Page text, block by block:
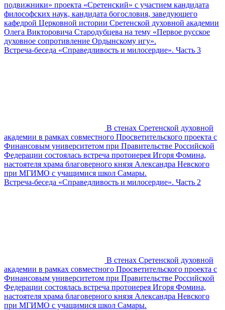
подвижники» проекта «Сретенский» с участием кандидата
философских наук, кандидата богословия, заведующего
кафедрой Церковной истории Сретенской духовной академии
Олега Викторовича Стародубцева на тему «Первое русское
духовное сопротивление Ордынскому игу».
Встреча-беседа «Справедливость и милосердие». Часть 3
В стенах Сретенской духовной
академии в рамках совместного Просветительского проекта с
Финансовым университетом при Правительстве Российской
Федерации состоялась встреча протоиерея Игоря Фомина,
настоятеля храма благоверного князя Александра Невского
при МГИМО с учащимися школ Самары.
Встреча-беседа «Справедливость и милосердие». Часть 2
В стенах Сретенской духовной
академии в рамках совместного Просветительского проекта с
Финансовым университетом при Правительстве Российской
Федерации состоялась встреча протоиерея Игоря Фомина,
настоятеля храма благоверного князя Александра Невского
при МГИМО с учащимися школ Самары.